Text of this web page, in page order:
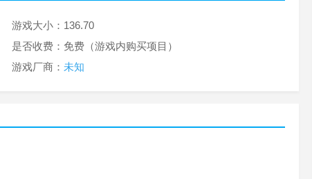
游戏大小： 136.70
是否收费： 免费（游戏内购买项目）
游戏厂商： 未知